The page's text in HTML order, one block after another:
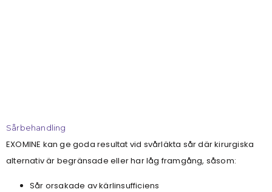
Sårbehandling
EXOMINE kan ge goda resultat vid svårläkta sår där kirurgiska
alternativ är begränsade eller har låg framgång, såsom:
Sår orsakade av kärlinsufficiens